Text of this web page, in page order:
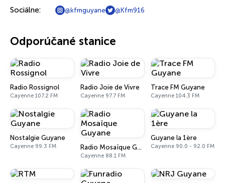
Sociálne: @kfmguyane @Kfm916
Odporúčané stanice
Radio Rossignol
Cayenne 107.2 FM
Radio Joie de Vivre
Cayenne 97.7 FM
Trace FM Guyane
Cayenne 104.3 FM
Nostalgie Guyane
Cayenne 99.3 FM Radio Mosaïque Guyane
Cayenne 88.1 FM
Guyane la 1ère
Cayenne 90.0 - 92.0 FM